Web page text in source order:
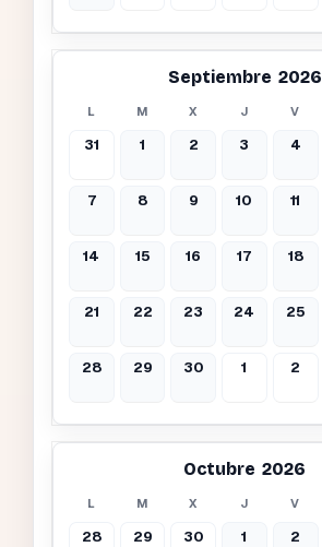
Septiembre 2026
L M X J V
31 1 2 3 4
7 8 9 10 11
14 15 16 17 18
21 22 23 24 25
28 29 30 1 2
Octubre 2026
L M X J V
28 29 30 1 2